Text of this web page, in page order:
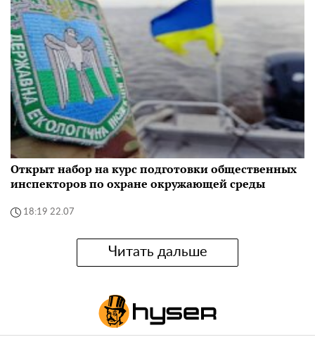
Открыт набор на курс подготовки общественных
инспекторов по охране окружающей среды
18:19 22.07
Читать дальше